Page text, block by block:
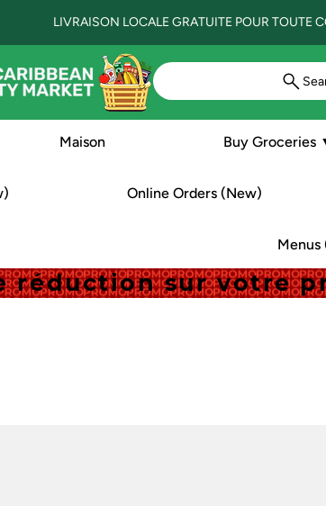
LIVRAISON LOCALE GRATUITE POUR TOUTE
Maison Buy Groceries
Online Orders (New)
Menus
réduction sur votre
réduction sur votre